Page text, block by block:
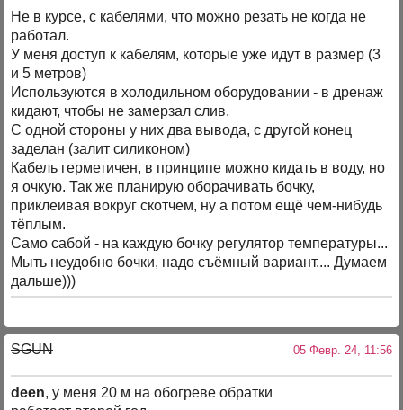
Не в курсе, с кабелями, что можно резать не когда не
работал.
У меня доступ к кабелям, которые уже идут в размер (3
и 5 метров)
Используются в холодильном оборудовании - в дренаж
кидают, чтобы не замерзал слив.
С одной стороны у них два вывода, с другой конец
заделан (залит силиконом)
Кабель герметичен, в принципе можно кидать в воду, но
я очкую. Так же планирую оборачивать бочку,
приклеивая вокруг скотчем, ну а потом ещё чем-нибудь
тёплым.
Само сабой - на каждую бочку регулятор температуры...
Мыть неудобно бочки, надо съёмный вариант.... Думаем
дальше)))
SGUN 05 Февр. 24, 11:56
deen, у меня 20 м на обогреве обратки